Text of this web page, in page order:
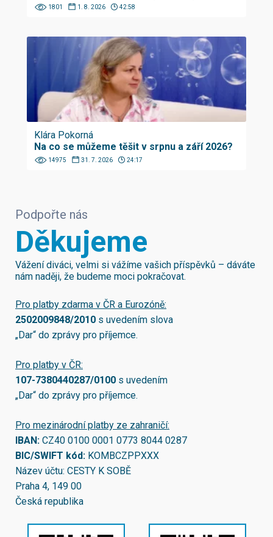
1801 1. 8. 2026 42:58
Klára Pokorná
Na co se můžeme těšit v srpnu a září 2026?
14975 31. 7. 2026 24:17
Podpořte nás
Děkujeme
Vážení diváci, velmi si vážíme vašich příspěvků – dáváte
nám naději, že budeme moci pokračovat.
Pro platby zdarma v ČR a Eurozóně:
2502009848/2010 s uvedením slova
„Dar“ do zprávy pro příjemce.
Pro platby v ČR:
107-7380440287/0100 s uvedením
„Dar“ do zprávy pro příjemce.
Pro mezinárodní platby ze zahraničí:
IBAN: CZ40 0100 0001 0773 8044 0287
BIC/SWIFT kód: KOMBCZPPXXX
Název účtu: CESTY K SOBĚ
Praha 4, 149 00
Česká republika